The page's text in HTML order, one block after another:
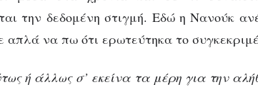
την δεδομένη στιγμή. Εδώ η Νανούκ
απλά να πω ότι ερωτεύτηκα το
ή άλλως σ’ εκείνα τα μέρη για την